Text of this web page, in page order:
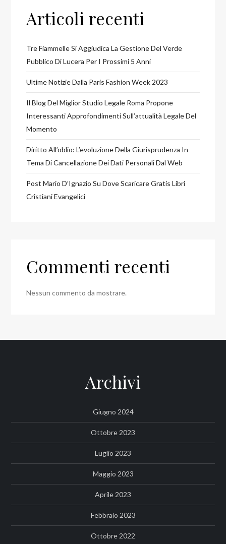
Articoli recenti
Tre Fiammelle Si Aggiudica La Gestione Del Verde
Pubblico Di Lucera Per I Prossimi 5 Anni
Ultime Notizie Dalla Paris Fashion Week 2023
Il Blog Del Miglior Studio Legale Roma Propone
Interessanti Approfondimenti Sull’attualità Legale Del
Momento
Diritto All’oblio: L’evoluzione Della Giurisprudenza In
Tema Di Cancellazione Dei Dati Personali Dal Web
Post Mario D’Ignazio Su Dove Scaricare Gratis Libri
Cristiani Evangelici
Commenti recenti
Nessun commento da mostrare.
Archivi
Giugno 2024
Ottobre 2023
Luglio 2023
Maggio 2023
Aprile 2023
Febbraio 2023
Ottobre 2022